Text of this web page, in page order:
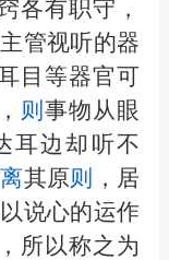
各有职守，
管视听的器
目等器官可
则事物从眼
耳边却听不
离其原则
，居
说心的运作
所以称之为